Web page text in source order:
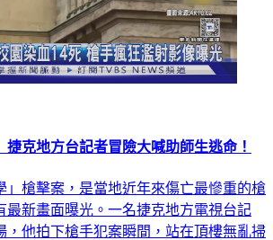
克地方台記者冒險大喊助師生逃命！
」槍擊案，是當地近年來傷亡最慘重的槍
最新畫面曝光。一名捷克地方電視台記
，他拍下槍手犯案瞬間，站在頂樓無亂掃